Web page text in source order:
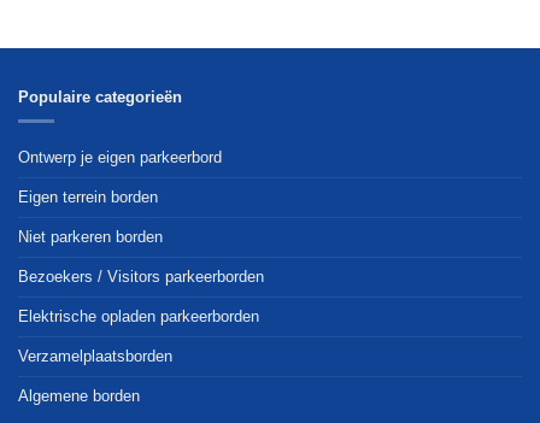
meerdere
Deze
gekozen
worden
de
meerdere
Populaire categorieën
Ontwerp je eigen parkeerbord
Eigen terrein borden
Niet parkeren borden
Bezoekers / Visitors parkeerborden
Elektrische opladen parkeerborden
Verzamelplaatsborden
Algemene borden